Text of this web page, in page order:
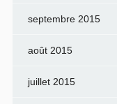
septembre 2015
août 2015
juillet 2015